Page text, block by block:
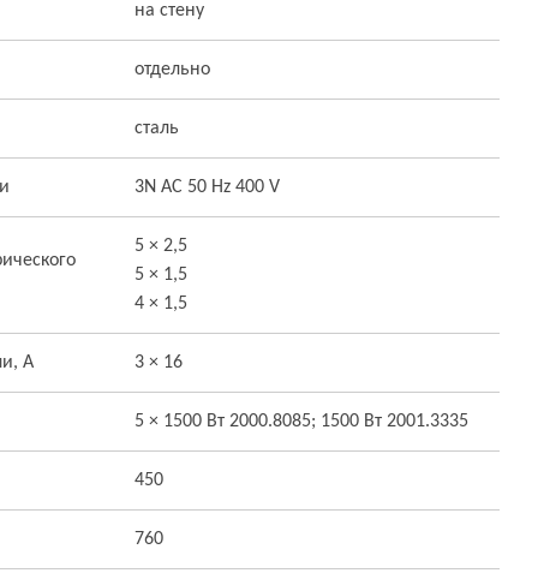
на стену
отдельно
сталь
3N AC 50 Hz 400 V
5 × 2,5
5 × 1,5
4 × 1,5
А 3 × 16
5 × 1500 Вт 2000.8085; 1500 Вт 2001.3335
450
760